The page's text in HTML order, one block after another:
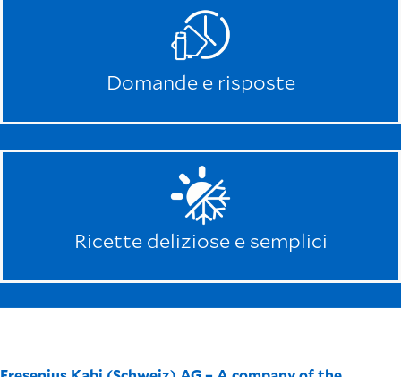
Domande e risposte
Ricette deliziose e semplici